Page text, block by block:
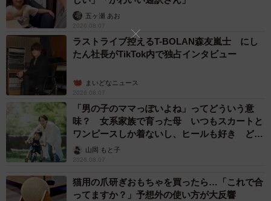
五ヶ瀬 あお
2026.08.07
ラストライブ控えるT-BOLAN森友嵐士 にし
たん社長がTikTok内で独占インタビュー
まいどなニュース
2026.08.07
「男の子のママっぽいよね」ってどういう意
味？ 女系家族で育った母 いつもスカートと
ワンピースしか着ないし、ヒールも好き どの
へんが…
山岡 もと子
2026.08.07
猫用の爪研ぎおもちゃを買ったら…「これで合
ってますか？」予想外の使い方が大反響